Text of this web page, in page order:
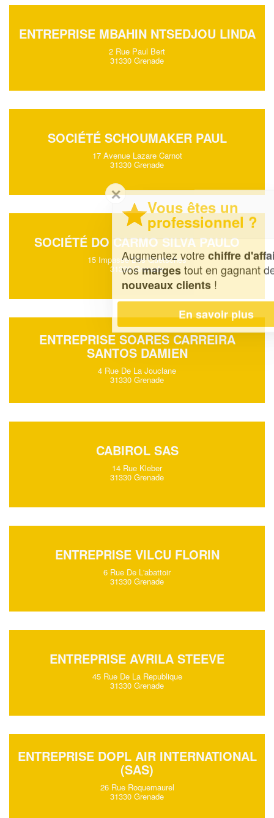
ENTREPRISE MBAHIN NTSEDJOU LINDA
2 Rue Paul Bert
31330 Grenade
SOCIÉTÉ SCHOUMAKER PAUL
17 Avenue Lazare Carnot
31330 Grenade
SOCIÉTÉ DO CARMO SILVA PAULO
15 Impasse Des Quetsches
31330 Grenade
ENTREPRISE SOARES CARREIRA
SANTOS DAMIEN
4 Rue De La Jouclane
31330 Grenade
CABIROL SAS
14 Rue Kleber
31330 Grenade
ENTREPRISE VILCU FLORIN
6 Rue De L'abattoir
31330 Grenade
ENTREPRISE AVRILA STEEVE
45 Rue De La Republique
31330 Grenade
ENTREPRISE DOPL AIR INTERNATIONAL
(SAS)
26 Rue Roquemaurel
31330 Grenade
✕
Vous êtes un
professionnel ?
Augmentez votrechiffre d'affaireset
margestout en gagnant de
nouveaux clients!
En savoir plus